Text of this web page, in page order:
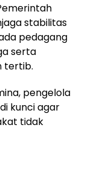
stabilitas
pedagang
serta
tertib.
pengelola
kunci agar
tidak